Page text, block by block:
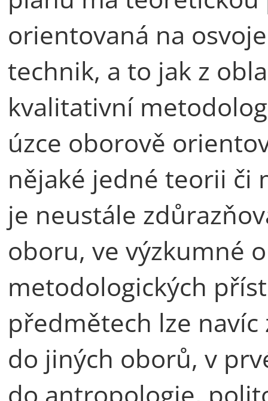
orientovaná na
technik, a to jak z
kvalitativní
úzce oborově
nějaké jedné teorii či
je neustále
oboru, ve výzkumné
metodologických
předmětech lze
do jiných oborů, v
do antropologie,